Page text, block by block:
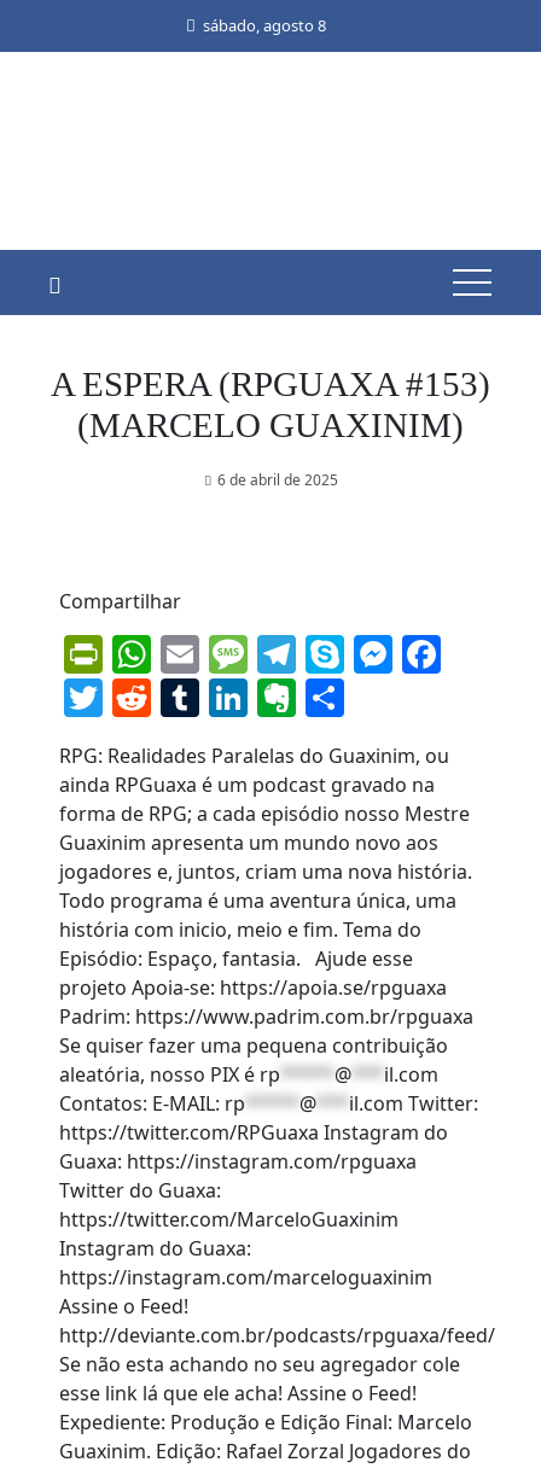
sábado, agosto 8
A ESPERA (RPGUAXA #153)
(MARCELO GUAXINIM)
6 de abril de 2025
Compartilhar
PrintFriendly
WhatsApp
EmailMessage
Telegram
Skype
Twitter
Reddit
Tumblr
LinkedIn
Evernote
RPG: Realidades Paralelas do Guaxinim, ou
ainda RPGuaxa é um podcast gravado na
forma de RPG; a cada episódio nosso Mestre
Guaxinim apresenta um mundo novo aos
jogadores e, juntos, criam uma nova história.
Todo programa é uma aventura única, uma
história com inicio, meio e fim. Tema do
Episódio: Espaço, fantasia. Ajude esse
projeto Apoia-se: https://apoia.se/rpguaxa
Padrim: https://www.padrim.com.br/rpguaxa
Se quiser fazer uma pequena contribuição
aleatória, nosso PIX é rp ***** @*** il.com
Contatos: E-MAIL: rp ***** @*** il.com Twitter:
https://twitter.com/RPGuaxa Instagram do
Guaxa: https://instagram.com/rpguaxa
Twitter do Guaxa:
https://twitter.com/MarceloGuaxinim
Instagram do Guaxa:
https://instagram.com/marceloguaxinim
Assine o Feed!
http://deviante.com.br/podcasts/rpguaxa/feed/
Se não esta achando no seu agregador cole
esse link lá que ele acha! Assine o Feed!
Expediente: Produção e Edição Final: Marcelo
Guaxinim. Edição: Rafael Zorzal Jogadores do